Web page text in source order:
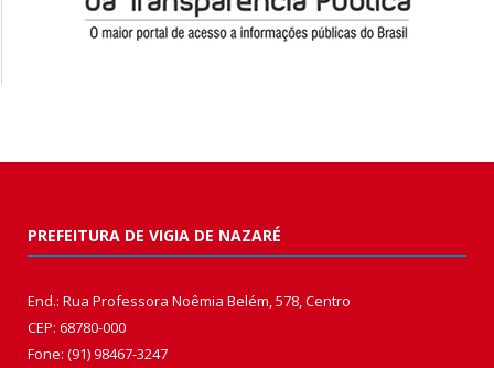
PREFEITURA DE VIGIA DE NAZARÉ
End.: Rua Professora Noêmia Belém, 578, Centro
CEP: 68780-000
Fone: (91) 98467-3247